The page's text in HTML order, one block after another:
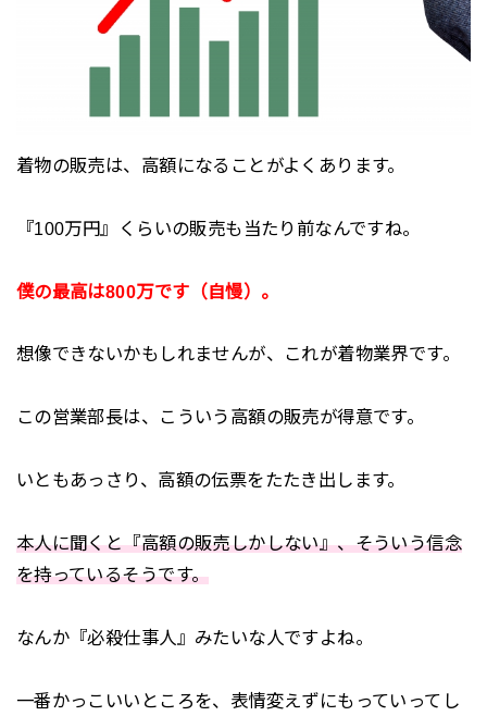
着物の販売は、高額になることがよくあります。
『100万円』くらいの販売も当たり前なんですね。
僕の最高は800万です（自慢）。
想像できないかもしれませんが、これが着物業界です。
この営業部長は、こういう高額の販売が得意です。
いともあっさり、高額の伝票をたたき出します。
本人に聞くと『高額の販売しかしない』、そういう信念
を持っているそうです。
なんか『必殺仕事人』みたいな人ですよね。
一番かっこいいところを、表情変えずにもっていってし